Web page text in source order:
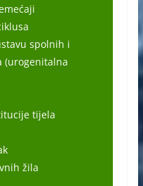
spolnih i
(urogenitalna
tijela
žila